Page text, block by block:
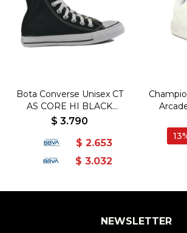
Bota Converse Unisex CT
AS CORE HI BLACK
157197C - Negro
$ 3.790
$ 2.653
$ 3.032
13
NEWSLETTER